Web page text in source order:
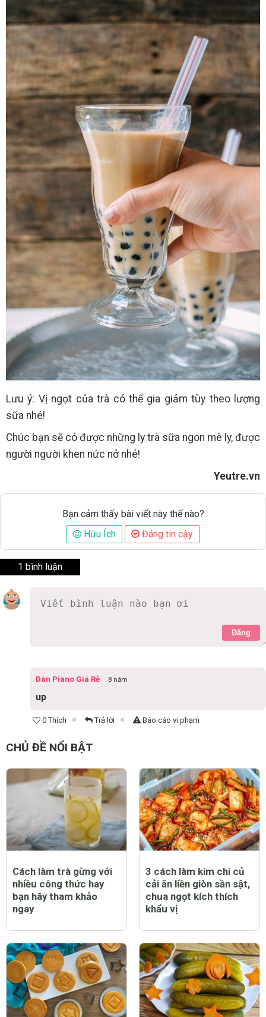
Lưu ý: Vị ngọt của trà có thể gia giảm tùy theo lượng
sữa nhé!
Chúc bạn sẽ có được những ly trà sữa ngon mê ly, được
người người khen nức nở nhé!
Yeutre.vn
Bạn cảm thấy bài viết này thế nào?
Hữu Ích
Đáng tin cậy
1 bình luận
Đăng
Đàn Piano Giá Rẻ 8 năm
up
0 Thích Trả lời Báo cáo vi phạm
CHỦ ĐỀ NỔI BẬT
Cách làm trà gừng với
nhiều công thức hay
bạn hãy tham khảo
ngay
3 cách làm kim chi củ
cải ăn liền giòn sần sật,
chua ngọt kích thích
khẩu vị